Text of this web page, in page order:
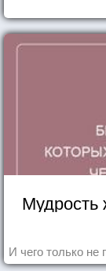
Мудрость
И чего только